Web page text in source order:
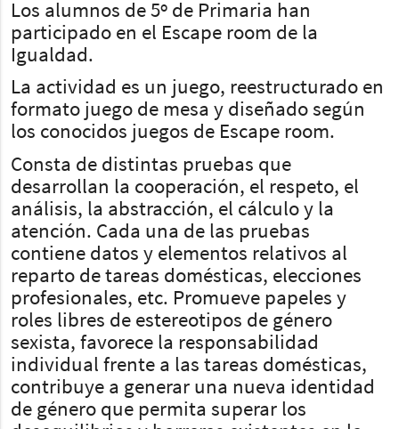
Los alumnos de 5º de Primaria han
participado en el Escape room de la
Igualdad.
La actividad es un juego, reestructurado en
formato juego de mesa y diseñado según
los conocidos juegos de Escape room.
Consta de distintas pruebas que
desarrollan la cooperación, el respeto, el
análisis, la abstracción, el cálculo y la
atención. Cada una de las pruebas
contiene datos y elementos relativos al
reparto de tareas domésticas, elecciones
profesionales, etc. Promueve papeles y
roles libres de estereotipos de género
sexista, favorece la responsabilidad
individual frente a las tareas domésticas,
contribuye a generar una nueva identidad
de género que permita superar los